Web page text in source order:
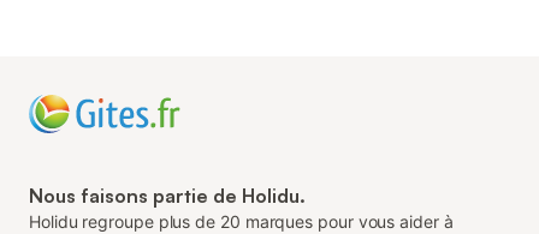
Nous faisons partie de Holidu.
Holidu regroupe plus de 20 marques pour vous aider à